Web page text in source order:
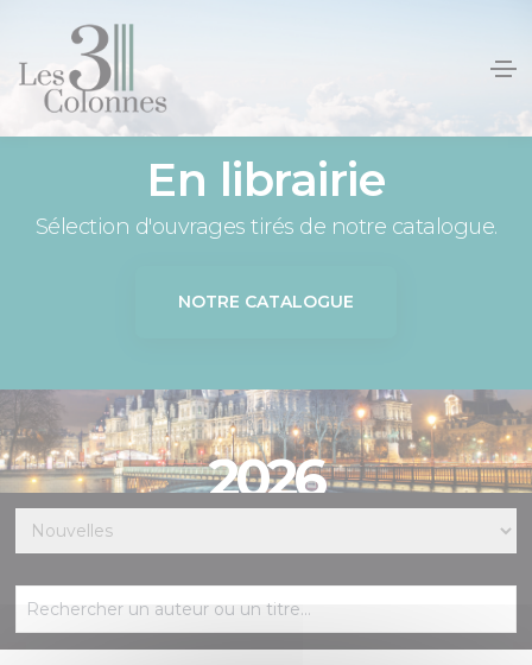
En librairie
Sélection d'ouvrages tirés de notre catalogue.
NOTRE CATALOGUE
2026